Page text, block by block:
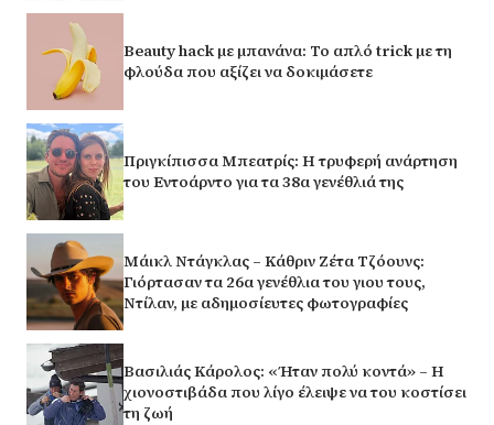
Beauty hack με μπανάνα: Το απλό trick με τη
φλούδα που αξίζει να δοκιμάσετε
Πριγκίπισσα Μπεατρίς: Η τρυφερή ανάρτηση
του Εντοάρντο για τα 38α γενέθλιά της
Μάικλ Ντάγκλας – Κάθριν Ζέτα Τζόουνς:
Γιόρτασαν τα 26α γενέθλια του γιου τους,
Ντίλαν, με αδημοσίευτες φωτογραφίες
Βασιλιάς Κάρολος: «Ήταν πολύ κοντά» – Η
χιονοστιβάδα που λίγο έλειψε να του κοστίσει
τη ζωή